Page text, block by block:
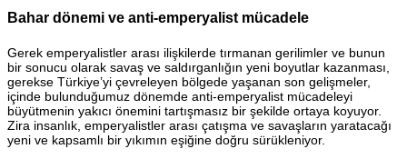
Bahar dönemi ve anti-emperyalist mücadele
Gerek emperyalistler arası ilişkilerde tırmanan gerilimler ve bunun
bir sonucu olarak savaş ve saldırganlığın yeni boyutlar kazanması,
gerekse Türkiye’yi çevreleyen bölgede yaşanan son gelişmeler,
içinde bulunduğumuz dönemde anti-emperyalist mücadeleyi
büyütmenin yakıcı önemini tartışmasız bir şekilde ortaya koyuyor.
Zira insanlık, emperyalistler arası çatışma ve savaşların yaratacağı
yeni ve kapsamlı bir yıkımın eşiğine doğru sürükleniyor.